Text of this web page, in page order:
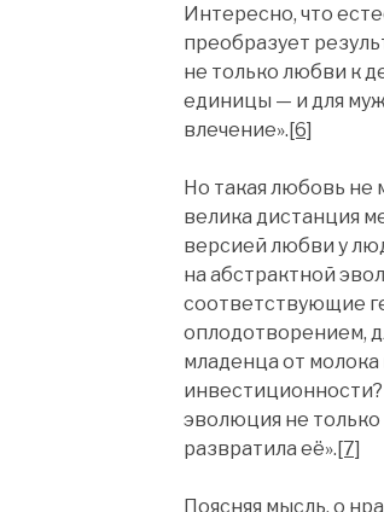
Интересно, что
преобразует
не только любви к
единицы — и для
влечение».[6]
Но такая любовь не
велика дистанция
версией любви у
на абстрактной
соответствующие
оплодотворением,
младенца от
эволюция не только
развратила её».[7]
Поясняя мысль, о